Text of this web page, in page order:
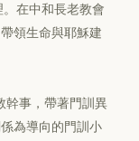
在中和長老教會
領生命與耶穌建
幹事，帶著門訓異
為導向的門訓小